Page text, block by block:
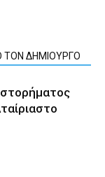
ΤΟΝ ΔΗΜΙΟΥΡΓΟ